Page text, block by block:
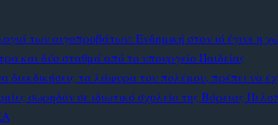
των αιγοπροβάτων: Ενδημική στον ιό έγινε η
και δύο σταθμά από το υπουργείο Παιδείας
διεκδικήσεις τα λάφυρα του πολέμου, πρέπει να
σωρηδόν σε ιδιωτικό σχολείο της Βόρειας